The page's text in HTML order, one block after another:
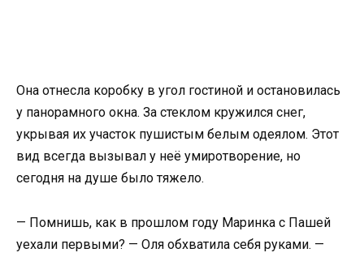
Она отнесла коробку в угол гостиной и остановилась
у панорамного окна. За стеклом кружился снег,
укрывая их участок пушистым белым одеялом. Этот
вид всегда вызывал у неё умиротворение, но
сегодня на душе было тяжело.
— Помнишь, как в прошлом году Маринка с Пашей
уехали первыми? — Оля обхватила себя руками. —